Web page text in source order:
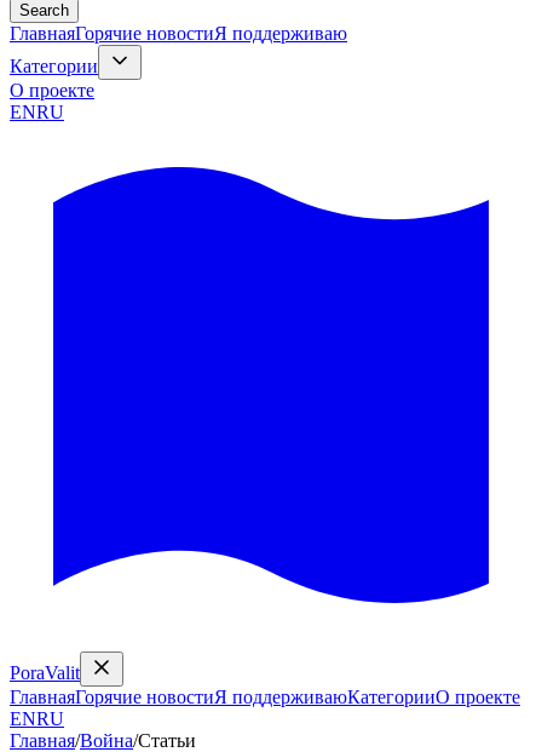
Search
ГлавнаяГорячие новостиЯ поддерживаю
Категории
О проекте
ENRU
PoraValit
ГлавнаяГорячие новостиЯ поддерживаюКатегорииО проекте
ENRU
Главная/Война/Статьи